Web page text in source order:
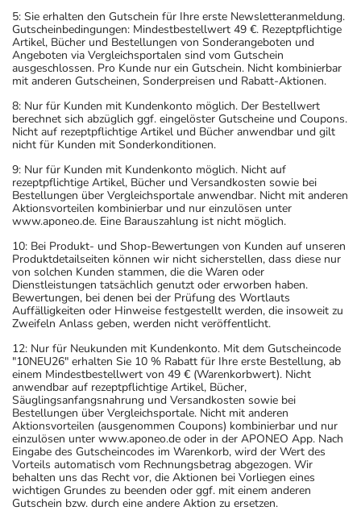
5: Sie erhalten den Gutschein für Ihre erste Newsletteranmeldung.
Gutscheinbedingungen: Mindestbestellwert 49 €. Rezeptpflichtige
Artikel, Bücher und Bestellungen von Sonderangeboten und
Angeboten via Vergleichsportalen sind vom Gutschein
ausgeschlossen. Pro Kunde nur ein Gutschein. Nicht kombinierbar
mit anderen Gutscheinen, Sonderpreisen und Rabatt-Aktionen.
8: Nur für Kunden mit Kundenkonto möglich. Der Bestellwert
berechnet sich abzüglich ggf. eingelöster Gutscheine und Coupons.
Nicht auf rezeptpflichtige Artikel und Bücher anwendbar und gilt
nicht für Kunden mit Sonderkonditionen.
9: Nur für Kunden mit Kundenkonto möglich. Nicht auf
rezeptpflichtige Artikel, Bücher und Versandkosten sowie bei
Bestellungen über Vergleichsportale anwendbar. Nicht mit anderen
Aktionsvorteilen kombinierbar und nur einzulösen unter
www.aponeo.de. Eine Barauszahlung ist nicht möglich.
10: Bei Produkt- und Shop-Bewertungen von Kunden auf unseren
Produktdetailseiten können wir nicht sicherstellen, dass diese nur
von solchen Kunden stammen, die die Waren oder
Dienstleistungen tatsächlich genutzt oder erworben haben.
Bewertungen, bei denen bei der Prüfung des Wortlauts
Auffälligkeiten oder Hinweise festgestellt werden, die insoweit zu
Zweifeln Anlass geben, werden nicht veröffentlicht.
12: Nur für Neukunden mit Kundenkonto. Mit dem Gutscheincode
"10NEU26" erhalten Sie 10 % Rabatt für Ihre erste Bestellung, ab
einem Mindestbestellwert von 49 € (Warenkorbwert). Nicht
anwendbar auf rezeptpflichtige Artikel, Bücher,
Säuglingsanfangsnahrung und Versandkosten sowie bei
Bestellungen über Vergleichsportale. Nicht mit anderen
Aktionsvorteilen (ausgenommen Coupons) kombinierbar und nur
einzulösen unter www.aponeo.de oder in der APONEO App. Nach
Eingabe des Gutscheincodes im Warenkorb, wird der Wert des
Vorteils automatisch vom Rechnungsbetrag abgezogen. Wir
behalten uns das Recht vor, die Aktionen bei Vorliegen eines
wichtigen Grundes zu beenden oder ggf. mit einem anderen
Gutschein bzw. durch eine andere Aktion zu ersetzen.